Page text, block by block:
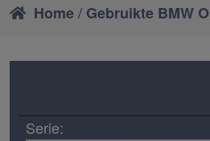
Home/ Gebruikte BMW
Serie: